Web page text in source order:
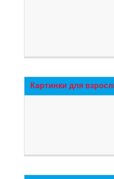
Картинки для